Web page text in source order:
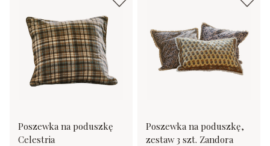
Poszewka na poduszkę
Celestria
Poszewka na poduszkę,
zestaw 3 szt. Zandora